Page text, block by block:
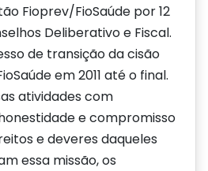
Fioprev/FioSaúde por 12
Deliberativo e Fiscal.
de transição da cisão
em 2011 até o final.
atividades com
e compromisso
e deveres daqueles
essa missão, os